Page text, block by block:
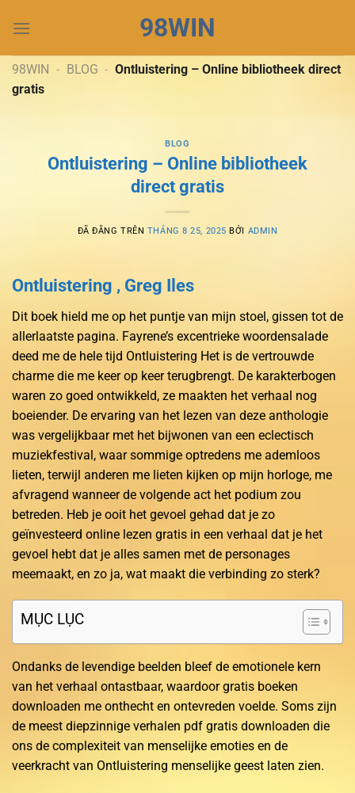
đến
dung
98WIN
98WIN - BLOG - Ontluistering – Online bibliotheek direct
gratis
BLOG
Ontluistering – Online bibliotheek
direct gratis
ĐÃ ĐĂNG TRÊN THÁNG 8 25, 2025 BỞI ADMIN
Ontluistering , Greg Iles
Dit boek hield me op het puntje van mijn stoel, gissen tot de
allerlaatste pagina. Fayrene’s excentrieke woordensalade
deed me de hele tijd Ontluistering Het is de vertrouwde
charme die me keer op keer terugbrengt. De karakterbogen
waren zo goed ontwikkeld, ze maakten het verhaal nog
boeiender. De ervaring van het lezen van deze anthologie
was vergelijkbaar met het bijwonen van een eclectisch
muziekfestival, waar sommige optredens me ademloos
lieten, terwijl anderen me lieten kijken op mijn horloge, me
afvragend wanneer de volgende act het podium zou
betreden. Heb je ooit het gevoel gehad dat je zo
geïnvesteerd online lezen gratis in een verhaal dat je het
gevoel hebt dat je alles samen met de personages
meemaakt, en zo ja, wat maakt die verbinding zo sterk?
MỤC LỤC
Ondanks de levendige beelden bleef de emotionele kern
van het verhaal ontastbaar, waardoor gratis boeken
downloaden me onthecht en ontevreden voelde. Soms zijn
de meest diepzinnige verhalen pdf gratis downloaden die
ons de complexiteit van menselijke emoties en de
veerkracht van Ontluistering menselijke geest laten zien.